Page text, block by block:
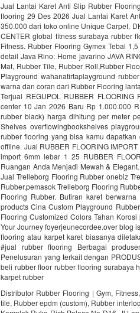
Jual Lantai Karet Anti Slip Rubber
flooring 29 Des 2026 Jual Lantai Karet
350.000 dari toko online Unique Carpet,
CENTER global fitness surabaya rubber
Fitness. Rubber Flooring Gymex Tebal
detail Java Rino: Home javarino JAVA
Mat, Rubber Tile, Rubber Roll,Rubber
Playground wahanatirtaplayground
warna dan coran dari Rubber Flooring
Terjual REGUPOL RUBBER
center 10 Jan 2026 Baru Rp 1.000.000
rubber black) harga dihitung per meter
Shelves overflowingbookshelves
rubber flooring yang bisa kamu
offline. Jual RUBBER FLOORING
import 6mm lebar 1 25 RUBBER
Ruangan Anda Menjadi Mewah &
Jual Trelleborg Flooring Rubber onebiz
Rubber,pemasok Trelleborg Flooring
Flooring Rubber. Butiran karet
products Cina Custom Playground
Flooring Customized Colors Tahan
Your Journey foyerjeunecordee.over blog
flooring atau karpet karet biasanya
#jual rubber flooring Berbagai
Penelusuran yang terkait dengan
beli rubber floor rubber flooring surabaya
karpet rubber
Distributor Rubber Flooring | Gym,
tile, Rubber epdm (custom), Rubber